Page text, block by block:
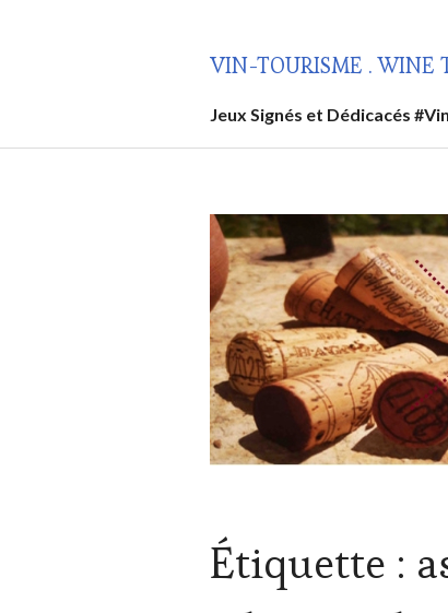
VIN-TOURISME . WINE
Jeux Signés et Dédicacés
Étiquette :